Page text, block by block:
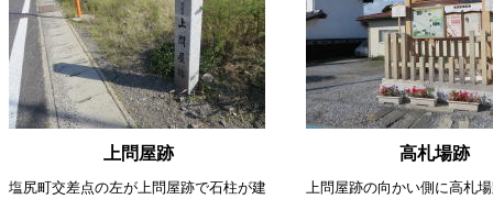
上問屋跡 高札場跡
塩尻町交差点の左が上問屋跡で石柱が建
上問屋跡の向かい側に高札